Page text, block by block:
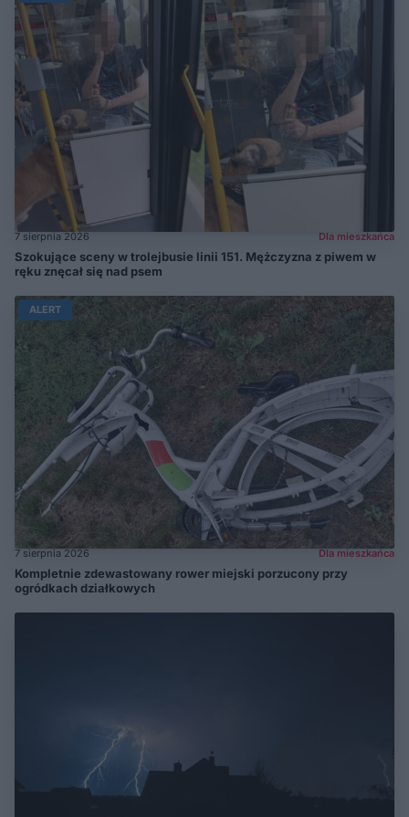
7 sierpnia 2026 Dla mieszkańca
Szokujące sceny w trolejbusie linii 151. Mężczyzna z piwem w
ręku znęcał się nad psem
ALERT
7 sierpnia 2026 Dla mieszkańca
Kompletnie zdewastowany rower miejski porzucony przy
ogródkach działkowych